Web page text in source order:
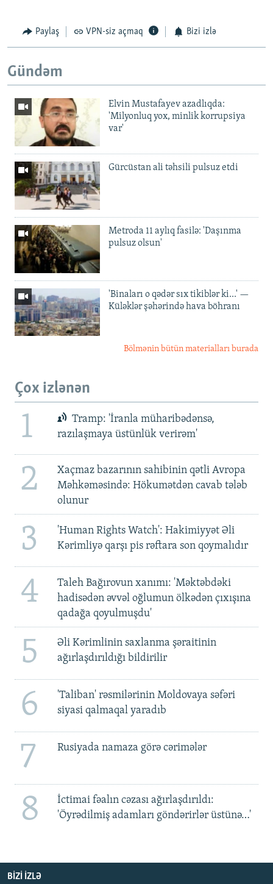
Paylaş VPN-siz açmaq Bizi izlə
Gündəm
Elvin Mustafayev azadlıqda:
'Milyonluq yox, minlik korrupsiya
var'
Gürcüstan ali təhsili pulsuz etdi
Metroda 11 aylıq fasilə: 'Daşınma
pulsuz olsun'
'Binaları o qədər sıx tikiblər ki...' —
Küləklər şəhərində hava böhranı
Bölmənin bütün materialları burada
Çox izlənən
1
Tramp: 'İranla müharibədənsə,
razılaşmaya üstünlük verirəm'
2
Xaçmaz bazarının sahibinin qətli Avropa
Məhkəməsində: Hökumətdən cavab tələb
olunur
3
'Human Rights Watch': Hakimiyyət Əli
Kərimliyə qarşı pis rəftara son qoymalıdır
4
Taleh Bağırovun xanımı: 'Məktəbdəki
hadisədən əvvəl oğlumun ölkədən çıxışına
qadağa qoyulmuşdu'
5
Əli Kərimlinin saxlanma şəraitinin
ağırlaşdırıldığı bildirilir
6
'Taliban' rəsmilərinin Moldovaya səfəri
siyasi qalmaqal yaradıb
7 Rusiyada namaza görə cərimələr
8
İctimai fəalın cəzası ağırlaşdırıldı:
'Öyrədilmiş adamları göndərirlər üstünə…'
BIZI IZLƏ